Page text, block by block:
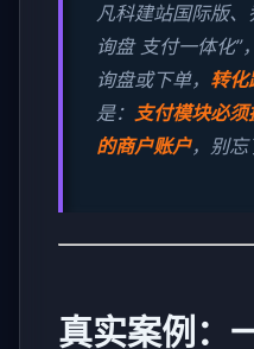
凡科建站国际版
询盘 支付一体化”
询盘或下单， 转化
是： 支付模块必
的商户账户，别忘
真实案例：